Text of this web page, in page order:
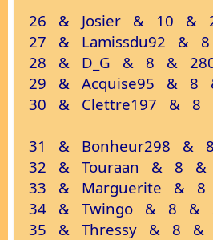
26 & Josier & 10 &
27 & Lamissdu92 &
28 & D_G & 8 &
29 & Acquise95 & 8
30 & Clettre197 & 8
31 & Bonheur298 &
32 & Touraan & 8 &
33 & Marguerite &
34 & Twingo & 8 &
35 & Thressy & 8 &